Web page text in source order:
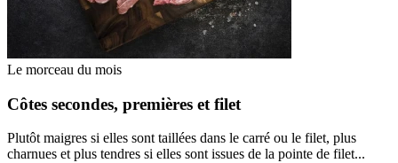
Le morceau du mois
Côtes secondes, premières et filet
Plutôt maigres si elles sont taillées dans le carré ou le filet, plus
charnues et plus tendres si elles sont issues de la pointe de filet...